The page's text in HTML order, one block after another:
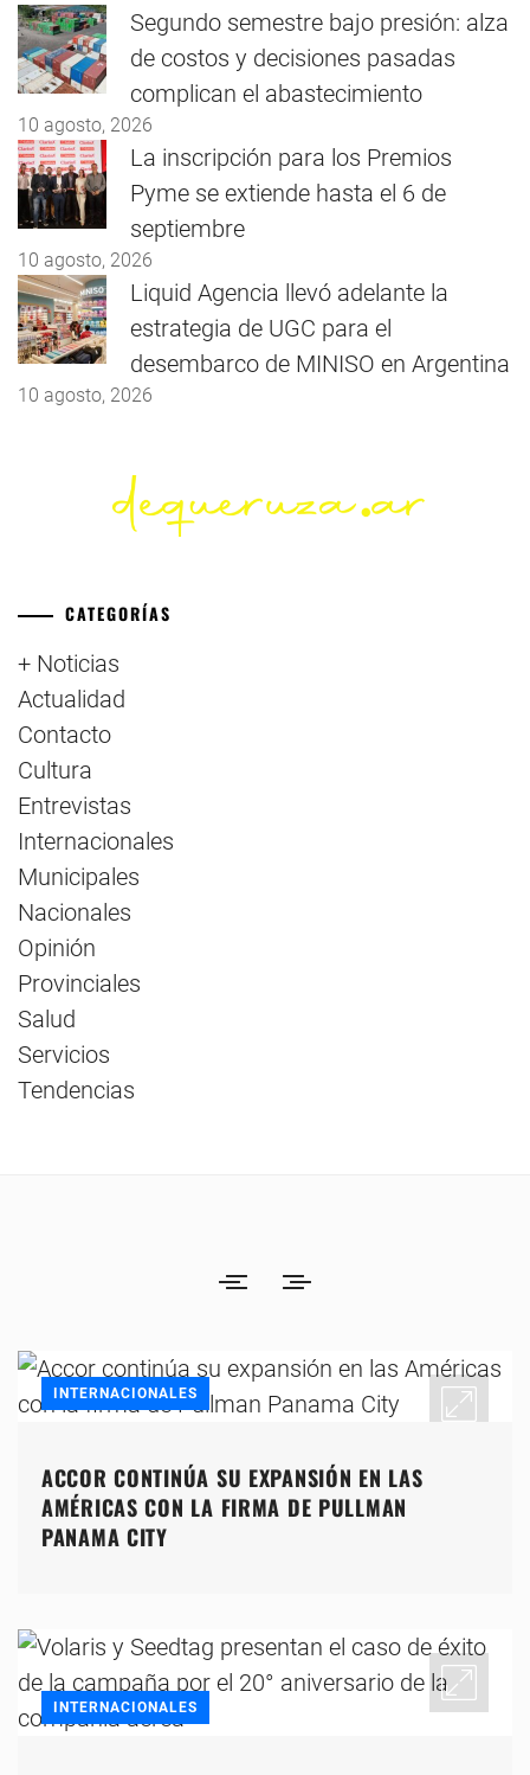
Segundo semestre bajo presión: alza
de costos y decisiones pasadas
complican el abastecimiento
10 agosto, 2026
La inscripción para los Premios
Pyme se extiende hasta el 6 de
septiembre
10 agosto, 2026
Liquid Agencia llevó adelante la
estrategia de UGC para el
desembarco de MINISO en Argentina
10 agosto, 2026
CATEGORÍAS
+ Noticias
Actualidad
Contacto
Cultura
Entrevistas
Internacionales
Municipales
Nacionales
Opinión
Provinciales
Salud
Servicios
Tendencias
INTERNACIONALES
ACCOR CONTINÚA SU EXPANSIÓN EN LAS
AMÉRICAS CON LA FIRMA DE PULLMAN
PANAMA CITY
INTERNACIONALES